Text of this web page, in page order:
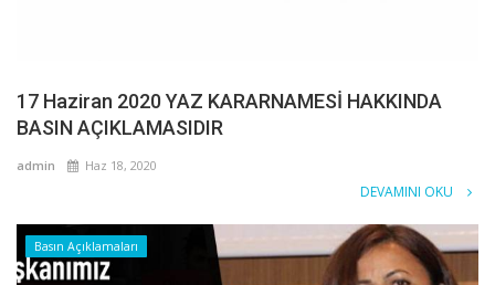
17 Haziran 2020 YAZ KARARNAMESİ HAKKINDA
BASIN AÇIKLAMASIDIR
admin Haz 18, 2020
DEVAMINI OKU
Basın Açıklamaları